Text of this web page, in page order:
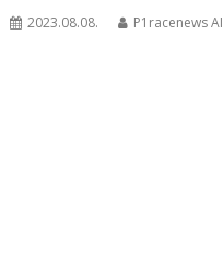
2023.08.08. P1racenews AI